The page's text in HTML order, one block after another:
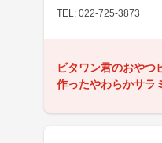
TEL: 022-725-3873
ビタワン君のおやつ
作ったやわらかサラ